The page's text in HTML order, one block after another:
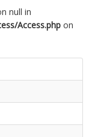
null in
Access.php on